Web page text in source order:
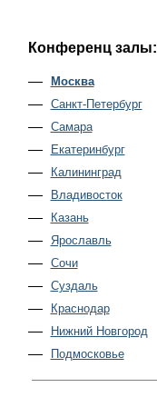
Конференц залы:
Москва
Санкт-Петербург
Самара
Екатеринбург
Калининград
Владивосток
Казань
Ярославль
Сочи
Суздаль
Краснодар
Нижний Новгород
Подмосковье